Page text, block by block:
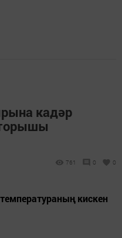
кадәр
761 0 0
кискен